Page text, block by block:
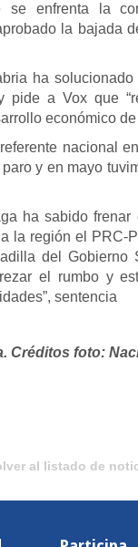
enfrenta la
la bajada
ha solucionado
a Vox que
económico de
nacional
y en mayo
ha sabido
la región el PRC-
del Gobierno
el rumbo y
sentencia
Créditos foto:
al listado de